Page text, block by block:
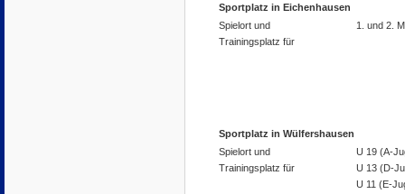
Sportplatz in Eichenhausen
Spielort und
Trainingsplatz für
1. und 2.
Sportplatz in Wülfershausen
Spielort und
Trainingsplatz für
U 19 (A-
U 13 (D-
U 11 (E-